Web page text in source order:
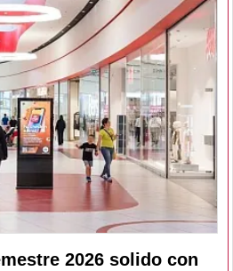
2026 solido con